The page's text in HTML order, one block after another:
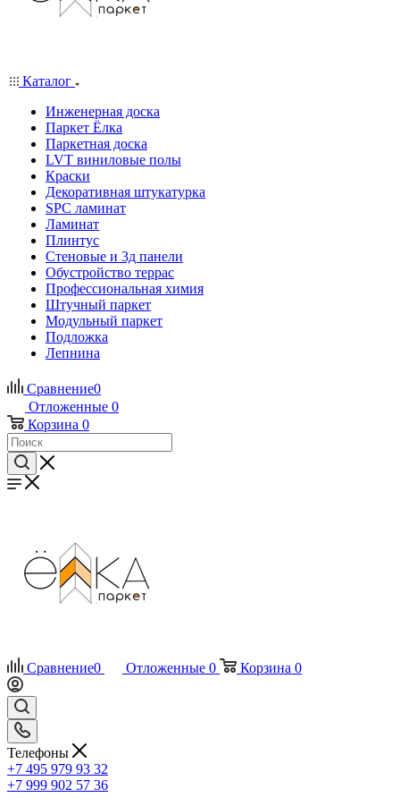
Каталог
Инженерная доска
Паркет Ёлка
Паркетная доска
LVT виниловые полы
Краски
Декоративная штукатурка
SPC ламинат
Ламинат
Плинтус
Стеновые и 3д панели
Обустройство террас
Профессиональная химия
Штучный паркет
Модульный паркет
Подложка
Лепнина
Сравнение0
Отложенные 0
Корзина 0
Сравнение0 Отложенные 0 Корзина 0
Телефоны
+7 495 979 93 32
+7 999 902 57 36